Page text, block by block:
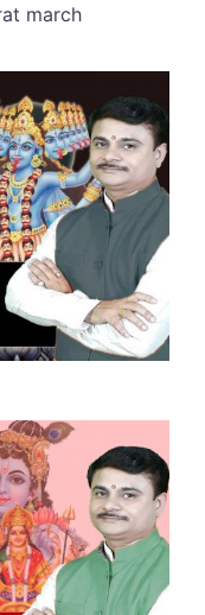
march